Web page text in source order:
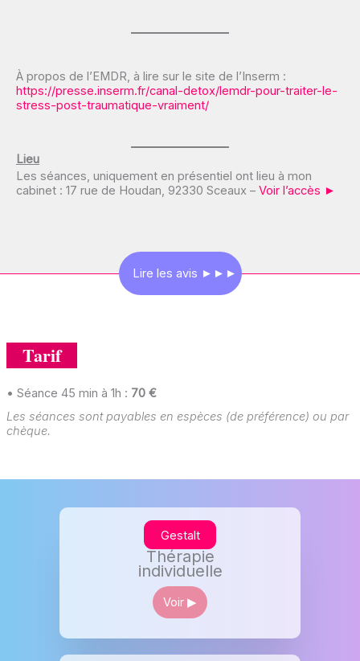
À propos de l’EMDR, à lire sur le site de l’Inserm :
https://presse.inserm.fr/canal-detox/lemdr-pour-traiter-le-
stress-post-traumatique-vraiment/
Lieu
Les séances, uniquement en présentiel ont lieu à mon
cabinet : 17 rue de Houdan, 92330 Sceaux – Voir l’accès ►
Lire les avis ►►►
Tarif
• Séance 45 min à 1h : 70 €
Les séances sont payables en espèces (de préférence) ou par
chèque.
Gestalt
Thérapie
individuelle
Voir ▶︎